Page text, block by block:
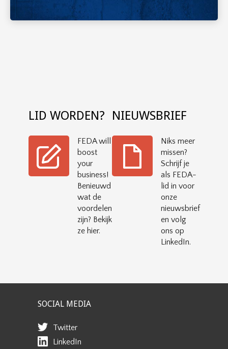
LID WORDEN?
FEDA will
boost
your
business!
Benieuwd
wat de
voordelen
zijn? Bekijk
ze hier.
NIEUWSBRIEF
Niks meer
missen?
Schrijf je
als FEDA-
lid in voor
onze
nieuwsbrief
en volg
ons op
LinkedIn.
SOCIAL MEDIA
Twitter
LinkedIn